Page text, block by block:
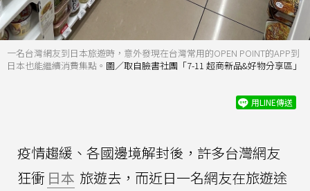
一名台灣網友到日本旅遊時，意外發現在台灣常用的OPEN POINT的APP到
日本也能繼續消費集點。 圖／取自臉書社團「7-11 超商新品&好物分享區」
用LINE傳送
疫情趨緩、各國邊境解封後，許多台灣網友
狂衝 日本 旅遊去，而近日一名網友在旅遊途